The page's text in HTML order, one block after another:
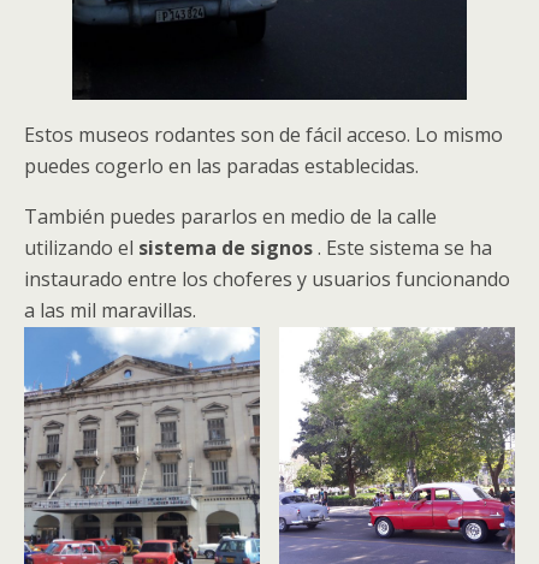
Estos museos rodantes son de fácil acceso. Lo mismo
puedes cogerlo en las paradas establecidas.
También puedes pararlos en medio de la calle
utilizando el sistema de signos. Este sistema se ha
instaurado entre los choferes y usuarios funcionando
a las mil maravillas.